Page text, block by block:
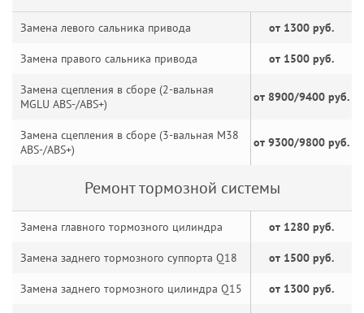
Замена левого сальника привода от 1300 руб.
Замена правого сальника привода от 1500 руб.
Замена сцепления в сборе (2-вальная
MGLU ABS-/ABS+)
от 8900/9400 руб.
Замена сцепления в сборе (3-вальная M38
ABS-/ABS+)
от 9300/9800 руб.
Ремонт тормозной системы
Замена главного тормозного цилиндра от 1280 руб.
Замена заднего тормозного суппорта Q18 от 1500 руб.
Замена заднего тормозного цилиндра Q15 от 1300 руб.